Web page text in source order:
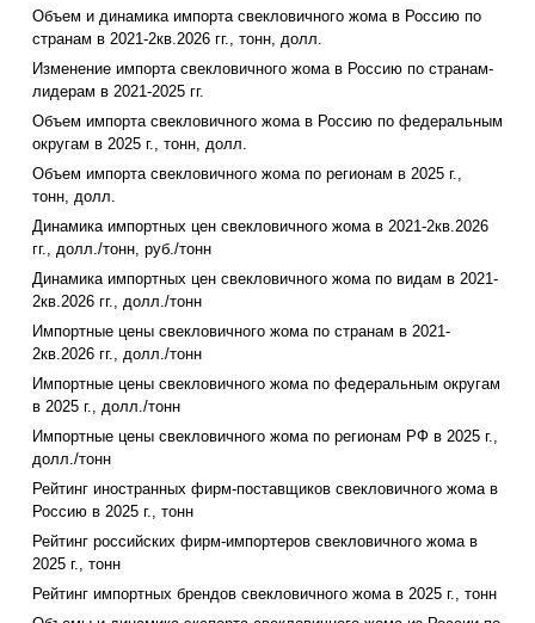
Объем и динамика импорта свекловичного жома в Россию по
странам в 2021-2кв.2026 гг., тонн, долл.
Изменение импорта свекловичного жома в Россию по странам-
лидерам в 2021-2025 гг.
Объем импорта свекловичного жома в Россию по федеральным
округам в 2025 г., тонн, долл.
Объем импорта свекловичного жома по регионам в 2025 г.,
тонн, долл.
Динамика импортных цен свекловичного жома в 2021-2кв.2026
гг., долл./тонн, руб./тонн
Динамика импортных цен свекловичного жома по видам в 2021-
2кв.2026 гг., долл./тонн
Импортные цены свекловичного жома по странам в 2021-
2кв.2026 гг., долл./тонн
Импортные цены свекловичного жома по федеральным округам
в 2025 г., долл./тонн
Импортные цены свекловичного жома по регионам РФ в 2025 г.,
долл./тонн
Рейтинг иностранных фирм-поставщиков свекловичного жома в
Россию в 2025 г., тонн
Рейтинг российских фирм-импортеров свекловичного жома в
2025 г., тонн
Рейтинг импортных брендов свекловичного жома в 2025 г., тонн